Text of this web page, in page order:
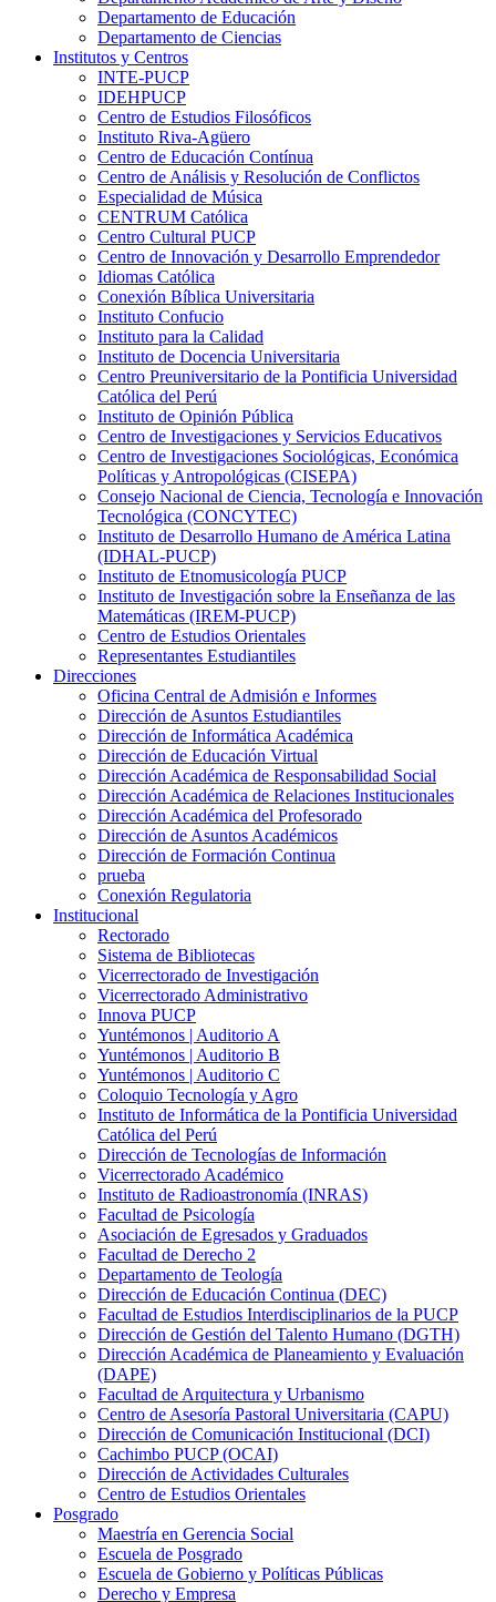
Departamento de Educación
Departamento de Ciencias
Institutos y Centros
INTE-PUCP
IDEHPUCP
Centro de Estudios Filosóficos
Instituto Riva-Agüero
Centro de Educación Contínua
Centro de Análisis y Resolución de Conflictos
Especialidad de Música
CENTRUM Católica
Centro Cultural PUCP
Centro de Innovación y Desarrollo Emprendedor
Idiomas Católica
Conexión Bíblica Universitaria
Instituto Confucio
Instituto para la Calidad
Instituto de Docencia Universitaria
Centro Preuniversitario de la Pontificia Universidad
Católica del Perú
Instituto de Opinión Pública
Centro de Investigaciones y Servicios Educativos
Centro de Investigaciones Sociológicas, Económica
Políticas y Antropológicas (CISEPA)
Consejo Nacional de Ciencia, Tecnología e Innovación
Tecnológica (CONCYTEC)
Instituto de Desarrollo Humano de América Latina
(IDHAL-PUCP)
Instituto de Etnomusicología PUCP
Instituto de Investigación sobre la Enseñanza de las
Matemáticas (IREM-PUCP)
Centro de Estudios Orientales
Representantes Estudiantiles
Direcciones
Oficina Central de Admisión e Informes
Dirección de Asuntos Estudiantiles
Dirección de Informática Académica
Dirección de Educación Virtual
Dirección Académica de Responsabilidad Social
Dirección Académica de Relaciones Institucionales
Dirección Académica del Profesorado
Dirección de Asuntos Académicos
Dirección de Formación Continua
prueba
Conexión Regulatoria
Institucional
Rectorado
Sistema de Bibliotecas
Vicerrectorado de Investigación
Vicerrectorado Administrativo
Innova PUCP
Yuntémonos | Auditorio A
Yuntémonos | Auditorio B
Yuntémonos | Auditorio C
Coloquio Tecnología y Agro
Instituto de Informática de la Pontificia Universidad
Católica del Perú
Dirección de Tecnologías de Información
Vicerrectorado Académico
Instituto de Radioastronomía (INRAS)
Facultad de Psicología
Asociación de Egresados y Graduados
Facultad de Derecho 2
Departamento de Teología
Dirección de Educación Continua (DEC)
Facultad de Estudios Interdisciplinarios de la PUCP
Dirección de Gestión del Talento Humano (DGTH)
Dirección Académica de Planeamiento y Evaluación
(DAPE)
Facultad de Arquitectura y Urbanismo
Centro de Asesoría Pastoral Universitaria (CAPU)
Dirección de Comunicación Institucional (DCI)
Cachimbo PUCP (OCAI)
Dirección de Actividades Culturales
Centro de Estudios Orientales
Posgrado
Maestría en Gerencia Social
Escuela de Posgrado
Escuela de Gobierno y Políticas Públicas
Derecho y Empresa